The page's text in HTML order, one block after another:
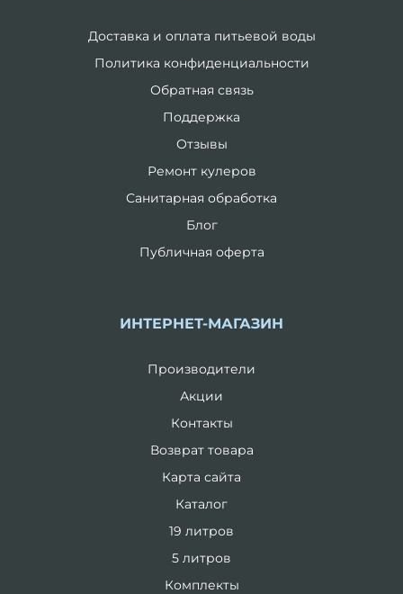
Доставка и оплата питьевой воды
Политика конфиденциальности
Обратная связь
Поддержка
Отзывы
Ремонт кулеров
Санитарная обработка
Блог
Публичная оферта
ИНТЕРНЕТ-МАГАЗИН
Производители
Акции
Контакты
Возврат товара
Карта сайта
Каталог
19 литров
5 литров
Комплекты